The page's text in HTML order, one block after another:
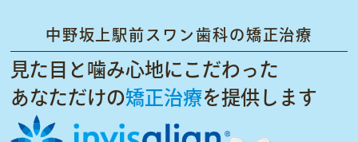
中野坂上駅前スワン歯科の矯正治療
見た目と噛み心地にこだわった
あなただけの矯正治療を提供します